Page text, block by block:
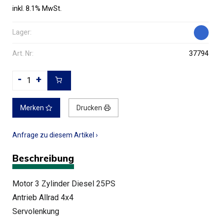
inkl. 8.1% MwSt.
Lager:
Art. Nr: 37794
- +
Merken Drucken
Anfrage zu diesem Artikel ›
Beschreibung
Motor 3 Zylinder Diesel 25PS
Antrieb Allrad 4x4
Servolenkung